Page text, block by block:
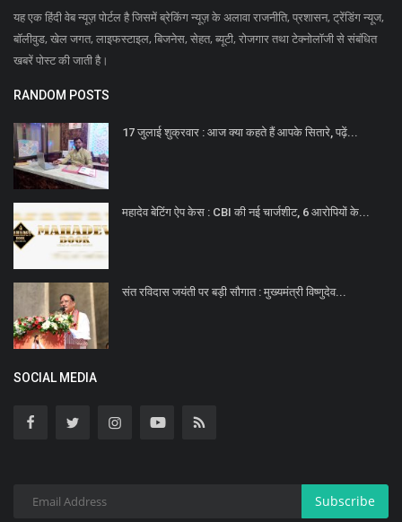
यह एक हिंदी वेब न्यूज़ पोर्टल है जिसमें ब्रेकिंग न्यूज़ के अलावा राजनीति, प्रशासन, ट्रेंडिंग न्यूज,
बॉलीवुड, खेल जगत, लाइफस्टाइल, बिजनेस, सेहत, ब्यूटी, रोजगार तथा टेक्नोलॉजी से संबंधित
खबरें पोस्ट की जाती है।
RANDOM POSTS
17 जुलाई शुक्रवार : आज क्या कहते हैं आपके सितारे, पढ़ें...
महादेव बेटिंग ऐप केस : CBI की नई चार्जशीट, 6 आरोपियों के...
संत रविदास जयंती पर बड़ी सौगात : मुख्यमंत्री विष्णुदेव...
SOCIAL MEDIA
Subscribe